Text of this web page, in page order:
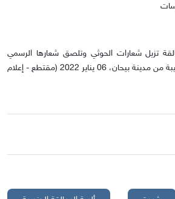
تزيل شعارات الحوثي وتلصق شعارها الرسمي
مكانه في أحد المساجد القريبة من مدينة بيحان، 06 يناير 2022 (مقتطع - إعلام